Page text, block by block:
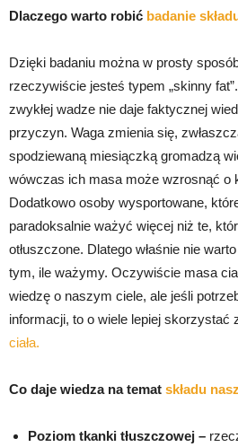
Dlaczego warto robić badanie
Dzięki badaniu można w prosty
rzeczywiście jesteś typem „skinny
zwykłej wadze nie daje faktycznej
przyczyn. Waga zmienia się,
spodziewaną miesiączką gromadzą
wówczas ich masa może wzrosnąć o
Dodatkowo osoby wysportowane,
paradoksalnie ważyć więcej niż te,
otłuszczone. Dlatego właśnie nie
tym, ile ważymy. Oczywiście masa
wiedzę o naszym ciele, ale jeśli
informacji, to o wiele lepiej skorzystać
ciała.
Co daje wiedza na temat składu
Poziom tkanki tłuszczowej –